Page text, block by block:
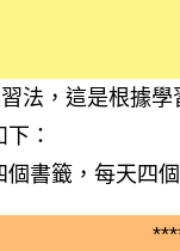
習法，這是根據
：
籤，每天四個